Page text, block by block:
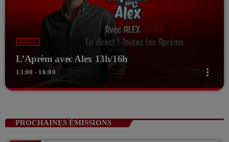
DRIVE
L’Aprèm avec Alex 13h/16h
13:00 - 16:00 more_vert
PROCHAINES ÉMISSIONS